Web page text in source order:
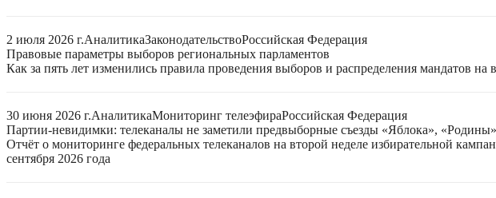
2 июля 2026 г.АналитикаЗаконодательствоРоссийская Федерация
Правовые параметры выборов региональных парламентов
Как за пять лет изменились правила проведения выборов и распределения мандатов
30 июня 2026 г.АналитикаМониторинг телеэфираРоссийская Федерация
Партии-невидимки: телеканалы не заметили предвыборные съезды «Яблока»,
Отчёт о мониторинге федеральных телеканалов на второй неделе избирательной
сентября 2026 года